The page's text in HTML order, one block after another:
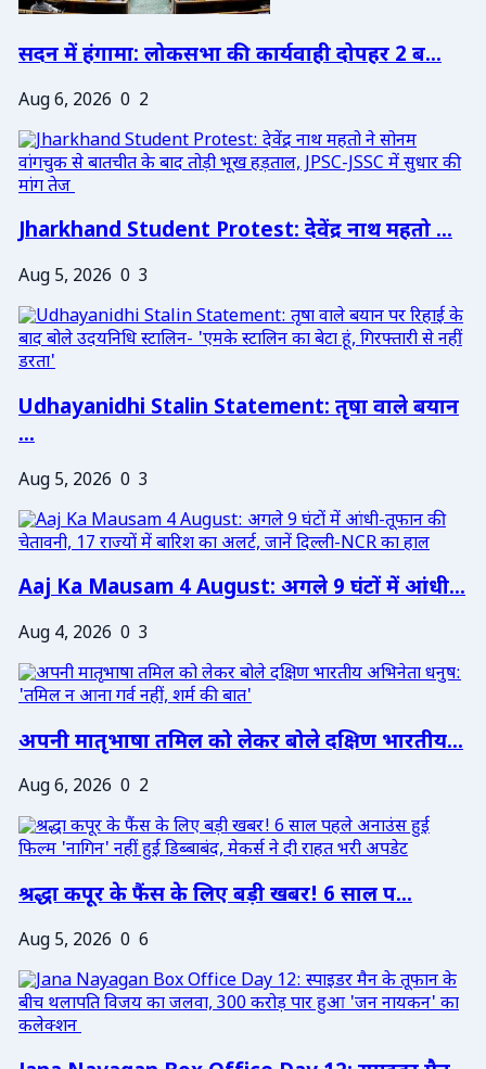
सदन में हंगामा: लोकसभा की कार्यवाही दोपहर 2 ब...
Aug 6, 2026 0 2
Jharkhand Student Protest: देवेंद्र नाथ महतो ...
Aug 5, 2026 0 3
Udhayanidhi Stalin Statement: तृषा वाले बयान
...
Aug 5, 2026 0 3
Aaj Ka Mausam 4 August: अगले 9 घंटों में आंधी...
Aug 4, 2026 0 3
अपनी मातृभाषा तमिल को लेकर बोले दक्षिण भारतीय...
Aug 6, 2026 0 2
श्रद्धा कपूर के फैंस के लिए बड़ी खबर! 6 साल प...
Aug 5, 2026 0 6